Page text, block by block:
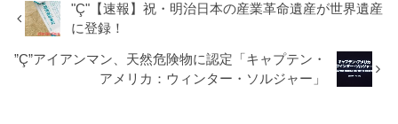
"Ç"【速報】祝・明治日本の産業革命遺産が世界遺産
に登録！
”Ç”アイアンマン、天然危険物に認定「キャプテン・
アメリカ：ウィンター・ソルジャー」